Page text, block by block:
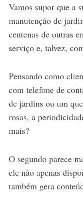
Vamos supor que a
manutenção de
centenas de outras
serviço e, talvez,
Pensando como
com telefone de
de jardins ou um
rosas, a
mais?
O segundo parece
ele não apenas
também gera